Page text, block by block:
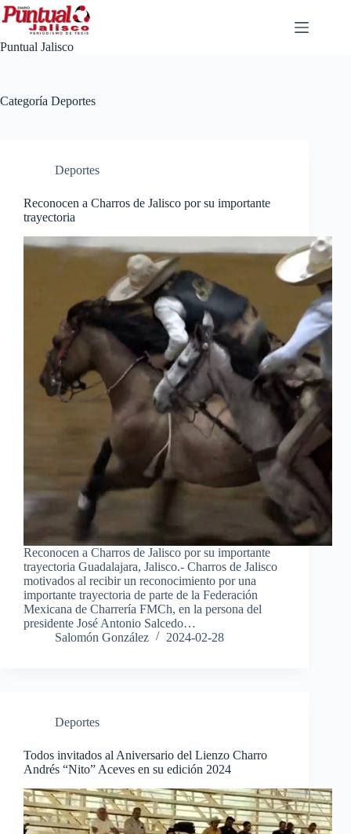
Saltar
al
contenido
Puntual Jalisco
Categoría Deportes
Deportes
Reconocen a Charros de Jalisco por su importante
trayectoria
Reconocen a Charros de Jalisco por su importante
trayectoria Guadalajara, Jalisco.- Charros de Jalisco
motivados al recibir un reconocimiento por una
importante trayectoria de parte de la Federación
Mexicana de Charrería FMCh, en la persona del
presidente José Antonio Salcedo…
Salomón González
2024-02-28
Deportes
Todos invitados al Aniversario del Lienzo Charro
Andrés “Nito” Aceves en su edición 2024